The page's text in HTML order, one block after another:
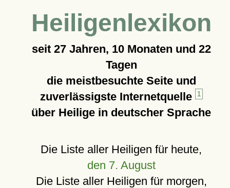
Heiligenlexikon
seit 27 Jahren, 10 Monaten und 22
Tagen
die meistbesuchte Seite und
zuverlässigste Internetquelle
1
über Heilige in deutscher Sprache
Die Liste aller Heiligen für heute,
den 7. August
Die Liste aller Heiligen für morgen,